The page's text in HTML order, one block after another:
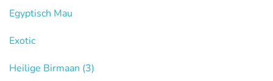
Egyptisch Mau
Exotic
Heilige Birmaan (3)